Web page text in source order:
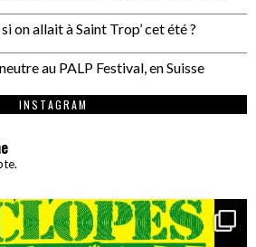
on allait à Saint Trop’ cet été ?
au PALP Festival, en Suisse
INSTAGRAM